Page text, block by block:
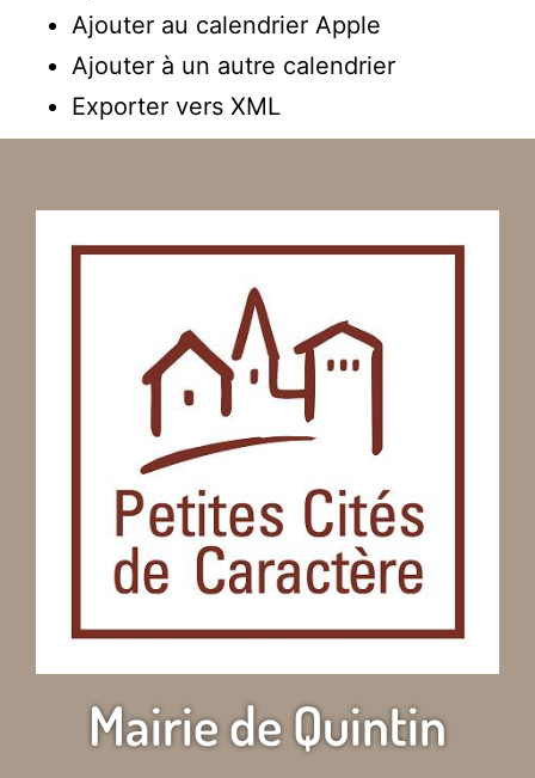
Ajouter au calendrier Apple
Ajouter à un autre calendrier
Exporter vers XML
Mairie de Quintin